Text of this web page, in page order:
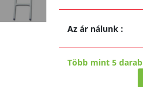
Az ár nálunk:
Több mint 5 darab